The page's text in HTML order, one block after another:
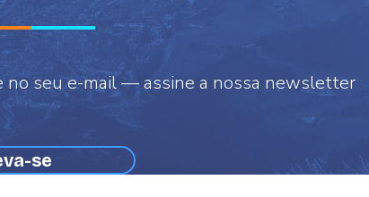
no seu e-mail — assine a nossa newsletter